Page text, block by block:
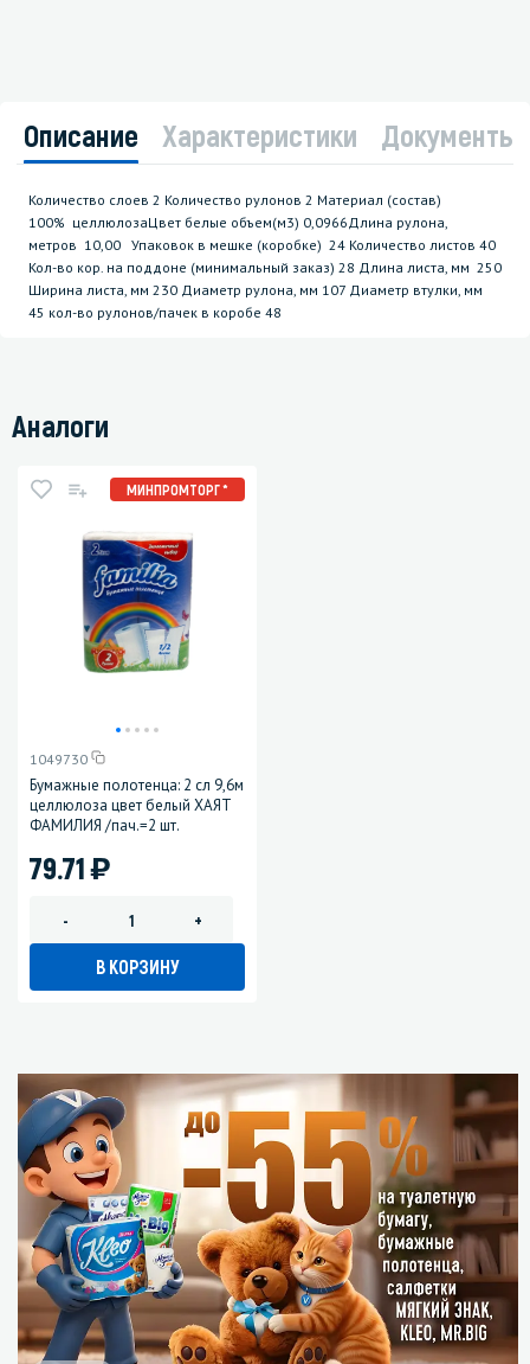
Описание Характеристики Документы
Количество слоев 2 Количество рулонов 2 Материал (состав)
100% целлюлозаЦвет белые объем(м3) 0,0966Длина рулона,
метров 10,00 Упаковок в мешке (коробке) 24 Количество листов 40
Кол-во кор. на поддоне (минимальный заказ) 28 Длина листа, мм 250
Ширина листа, мм 230 Диаметр рулона, мм 107 Диаметр втулки, мм
45 кол-во рулонов/пачек в коробе 48
Аналоги
МИНПРОМТОРГ *
1049730
Бумажные полотенца: 2 сл 9,6м
целлюлоза цвет белый ХАЯТ
ФАМИЛИЯ /пач.=2 шт.
79.71)
- +
В КОРЗИНУ